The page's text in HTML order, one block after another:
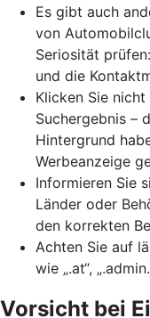
Es gibt auch
von
Seriosität
und die
Klicken Sie
Suchergebnis –
Hintergrund
Werbeanzeige
Informieren Sie
Länder oder
den korrekten
Achten Sie auf
wie „.at“,
Vorsicht bei